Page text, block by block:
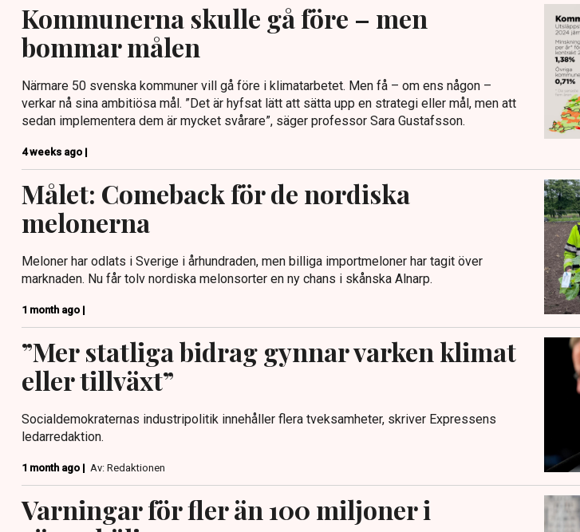
Kommunerna skulle gå före – men
bommar målen
Närmare 50 svenska kommuner vill gå före i klimatarbetet. Men få – om ens någon –
verkar nå sina ambitiösa mål. ”Det är hyfsat lätt att sätta upp en strategi eller mål, men att
sedan implementera dem är mycket svårare”, säger professor Sara Gustafsson.
4 weeks ago |
Målet: Comeback för de nordiska
melonerna
Meloner har odlats i Sverige i århundraden, men billiga importmeloner har tagit över
marknaden. Nu får tolv nordiska melonsorter en ny chans i skånska Alnarp.
1 month ago |
”Mer statliga bidrag gynnar varken klimat
eller tillväxt”
Socialdemokraternas industripolitik innehåller flera tveksamheter, skriver Expressens
ledarredaktion.
1 month ago | Av: Redaktionen
Varningar för fler än 100 miljoner i